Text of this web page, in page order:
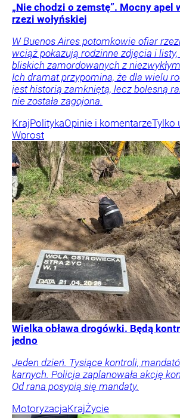
„Nie chodzi o zemstę”. Mocny apel
rzezi wołyńskiej
W Buenos Aires potomkowie ofiar
wciąż pokazują rodzinne zdjęcia i
bliskich zamordowanych z
Ich dramat przypomina, że dla wielu
jest historią zamkniętą, lecz bolesną
nie została zagojona.
KrajPolitykaOpinie i komentarzeTylko
Wprost
Wielka obława drogówki. Będą
jedno
Jeden dzień. Tysiące kontroli,
karnych. Policja zaplanowała akcję
Od rana posypią się mandaty.
MotoryzacjaKrajŻycie